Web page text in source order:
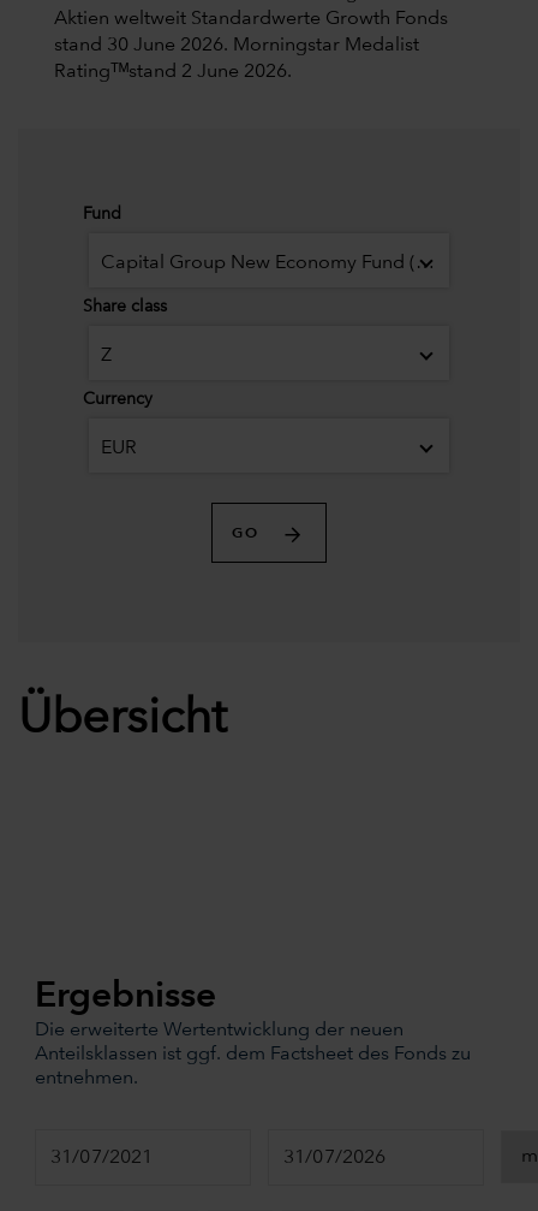
Aktien weltweit Standardwerte Growth Fonds
stand 30 June 2026. Morningstar Medalist
Ratingᵀᴹstand 2 June 2026.
Fund
Capital Group New Economy Fund (LUX)
Share class
Z
Currency
EUR
GO
Übersicht
Ergebnisse
Die erweiterte Wertentwicklung der neuen
Anteilsklassen ist ggf. dem Factsheet des Fonds zu
entnehmen.